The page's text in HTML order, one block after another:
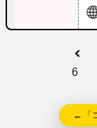
6
←「